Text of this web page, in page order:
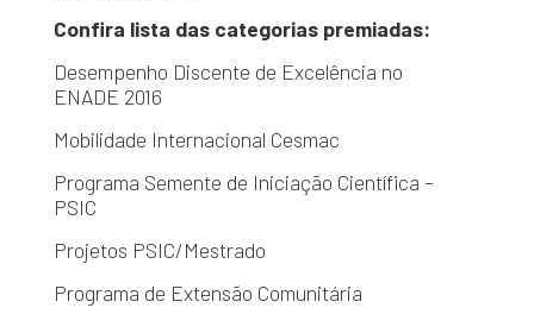
Confira lista das categorias premiadas:
Desempenho Discente de Excelência no
ENADE 2016
Mobilidade Internacional Cesmac
Programa Semente de Iniciação Científica –
PSIC
Projetos PSIC/Mestrado
Programa de Extensão Comunitária